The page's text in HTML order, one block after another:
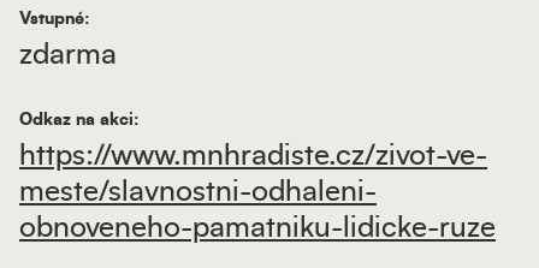
Vstupné:
zdarma
Odkaz na akci:
https://www.mnhradiste.cz/zivot-ve-
meste/slavnostni-odhaleni-
obnoveneho-pamatniku-lidicke-ruze